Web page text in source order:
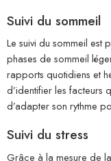
Suivi du sommeil
Le suivi du sommeil est
phases de sommeil
rapports quotidiens et
d’identifier les facteurs
d’adapter son rythme
Suivi du stress
Grâce à la mesure de